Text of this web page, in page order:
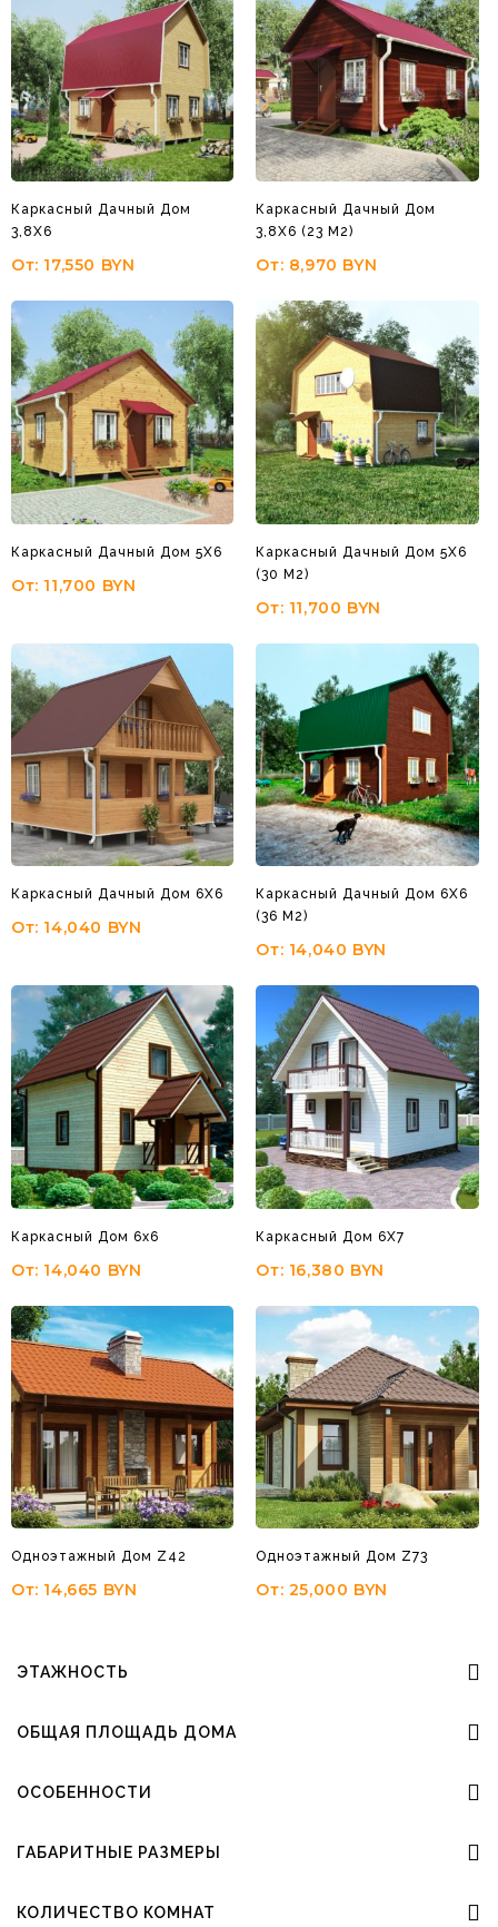
Каркасный Дачный Дом
3,8Х6
От: 17,550 BYN
Каркасный Дачный Дом
3,8Х6 (23 М2)
От: 8,970 BYN
Каркасный Дачный Дом 5Х6
От: 11,700 BYN
Каркасный Дачный Дом 5Х6
(30 М2)
От: 11,700 BYN
Каркасный Дачный Дом 6Х6
От: 14,040 BYN
Каркасный Дачный Дом 6Х6
(36 М2)
От: 14,040 BYN
Каркасный Дом 6х6
От: 14,040 BYN
Каркасный Дом 6Х7
От: 16,380 BYN
Одноэтажный Дом Z42
От: 14,665 BYN
Одноэтажный Дом Z73
От: 25,000 BYN
ЭТАЖНОСТЬ
ОБЩАЯ ПЛОЩАДЬ ДОМА
ОСОБЕННОСТИ
ГАБАРИТНЫЕ РАЗМЕРЫ
КОЛИЧЕСТВО КОМНАТ